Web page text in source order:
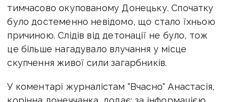
тимчасово окупованому Донецьку. Спочатку
було достеменно невідомо, що стало їхньою
причиною. Слідів від детонації не було, тож
це більше нагадувало влучання у місце
скупчення живої сили загарбників.
У коментарі журналістам "Вчасно" Анастасія,